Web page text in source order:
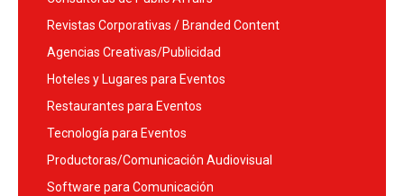
Revistas Corporativas / Branded Content
Agencias Creativas/Publicidad
Hoteles y Lugares para Eventos
Restaurantes para Eventos
Tecnología para Eventos
Productoras/Comunicación Audiovisual
Software para Comunicación